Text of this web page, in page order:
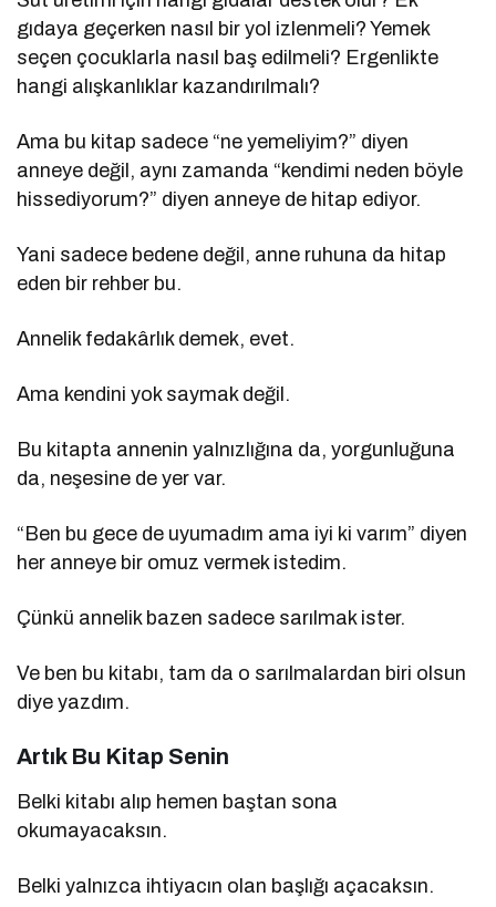
gıdaya geçerken nasıl bir yol izlenmeli? Yemek
seçen çocuklarla nasıl baş edilmeli? Ergenlikte
hangi alışkanlıklar kazandırılmalı?
Ama bu kitap sadece “ne yemeliyim?” diyen
anneye değil, aynı zamanda “kendimi neden böyle
hissediyorum?” diyen anneye de hitap ediyor.
Yani sadece bedene değil, anne ruhuna da hitap
eden bir rehber bu.
Annelik fedakârlık demek, evet.
Ama kendini yok saymak değil.
Bu kitapta annenin yalnızlığına da, yorgunluğuna
da, neşesine de yer var.
“Ben bu gece de uyumadım ama iyi ki varım” diyen
her anneye bir omuz vermek istedim.
Çünkü annelik bazen sadece sarılmak ister.
Ve ben bu kitabı, tam da o sarılmalardan biri olsun
diye yazdım.
Artık Bu Kitap Senin
Belki kitabı alıp hemen baştan sona
okumayacaksın.
Belki yalnızca ihtiyacın olan başlığı açacaksın.